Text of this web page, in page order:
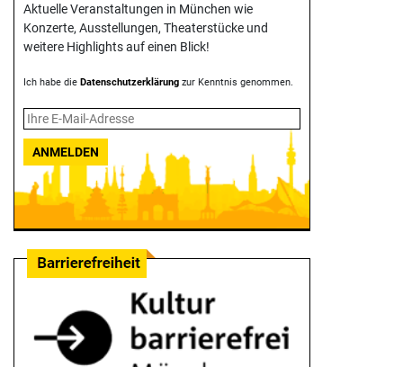
Aktuelle Veranstaltungen in München wie
Konzerte, Ausstellungen, Theater­stücke und
weitere Highlights auf einen Blick!
Ich habe die Datenschutzerklärung zur Kenntnis genommen.
ANMELDEN